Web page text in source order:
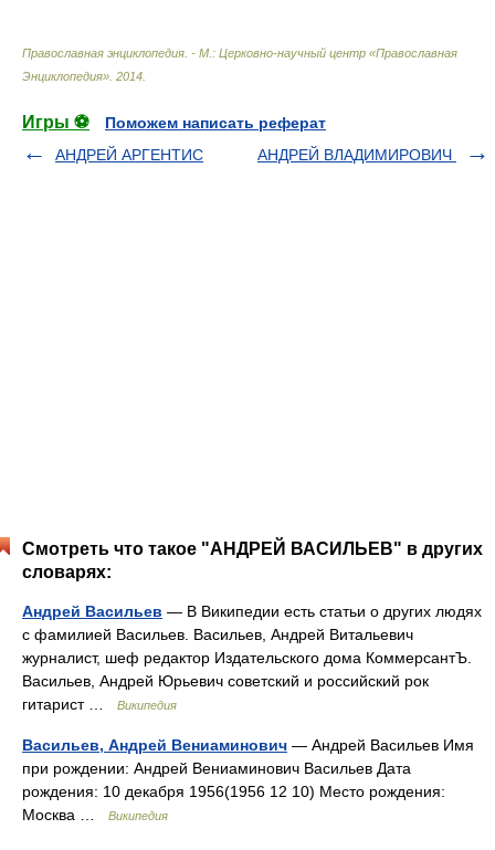
Православная энциклопедия. - М.: Церковно-научный центр «Православная
Энциклопедия» 2014
Игры ⚽
Поможем написать реферат
АНДРЕЙ АРГЕНТИС
АНДРЕЙ ВЛАДИМИРОВИЧ
Смотреть что такое "АНДРЕЙ ВАСИЛЬЕВ" в других
словарях:
Андрей Васильев — В Википедии есть статьи о других людях
с фамилией Васильев. Васильев, Андрей Витальевич
журналист, шеф редактор Издательского дома КоммерсантЪ.
Васильев, Андрей Юрьевич советский и российский рок
гитарист …
Википедия
Васильев, Андрей Вениаминович — Андрей Васильев Имя
при рождении: Андрей Вениаминович Васильев Дата
рождения: 10 декабря 1956(1956 12 10) Место рождения:
Москва …
Википедия